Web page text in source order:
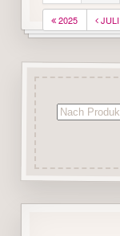
2025 JULI